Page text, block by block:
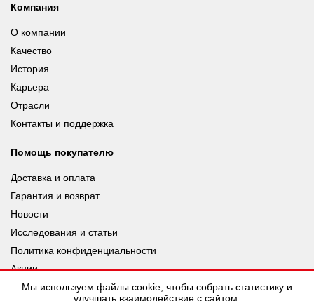
Компания
О компании
Качество
История
Карьера
Отрасли
Контакты и поддержка
Помощь покупателю
Доставка и оплата
Гарантия и возврат
Новости
Исследования и статьи
Политика конфиденциальности
Акции
Мы используем файлы cookie, чтобы собрать статистику и
улучшать взаимодействие с сайтом.